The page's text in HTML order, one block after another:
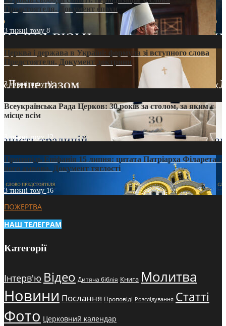
Предстоятеля. Документ епохи
3 тижні тому 8
Церква і держава в Україні: формула зі вступного слова
Предстоятеля. Документ доктрини
3 тижні тому11
Всеукраїнська Рада Церков: 30 років за столом, за яким є
місце всім
3 тижні тому12
Проповідь Епіфанія 15 липня: цитата Патріарха Філарета з
його амвона. Документ тяглості
3 тижні тому16
ПОЖЕРТВА
НАШ ТЕЛЕГРАМ
Категорії
Інтерв'ю Відео Дитяча біблія Книга Молитва
Новини Послання Проповіді Розслідування Статті
Фото Церковний календар